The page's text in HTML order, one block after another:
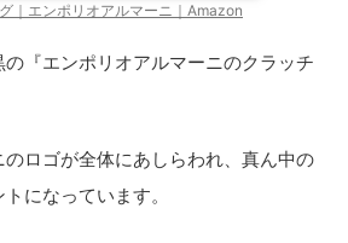
｜エンポリオアルマーニ｜Amazon
『エンポリオアルマーニのクラッチ
ロゴが全体にあしらわれ、真ん中の
になっています。